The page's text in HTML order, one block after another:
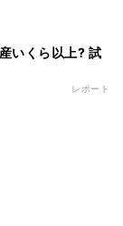
いくら以上? 試
レポート